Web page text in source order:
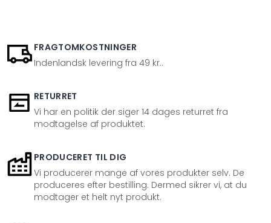
FRAGTOMKOSTNINGER
Indenlandsk levering fra 49 kr..
RETURRET
Vi har en politik der siger 14 dages returret fra
modtagelse af produktet.
PRODUCERET TIL DIG
Vi producerer mange af vores produkter selv. De
produceres efter bestilling. Dermed sikrer vi, at du
modtager et helt nyt produkt.